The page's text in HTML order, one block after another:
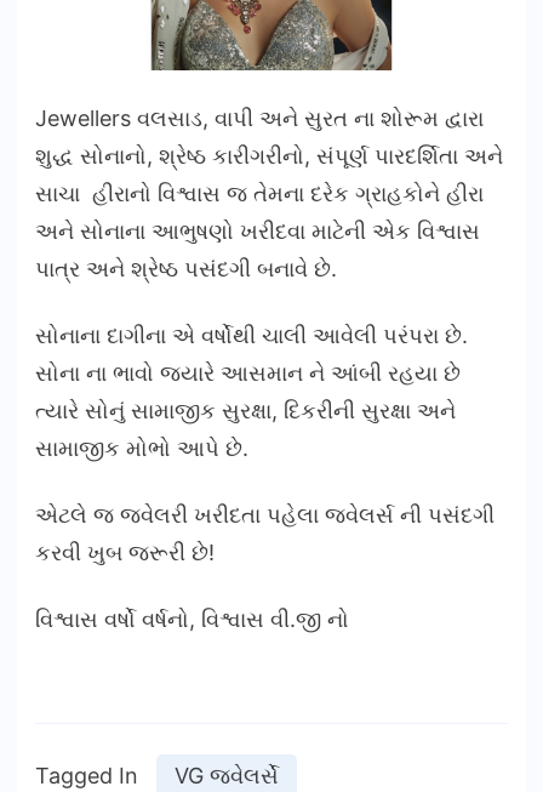
Jewellers વલસાડ, વાપી અને સુરત ના શોરૂમ દ્વારા
શુદ્ધ સોનાનો, શ્રેષ્ઠ કારીગરીનો, સંપૂર્ણ પારદર્શિતા અને
સાચા હીરાનો વિશ્વાસ જ તેમના દરેક ગ્રાહકોને હીરા
અને સોનાના આભુષણો ખરીદવા માટેની એક વિશ્વાસ
પાત્ર અને શ્રેષ્ઠ પસંદગી બનાવે છે.
સોનાના દાગીના એ વર્ષોથી ચાલી આવેલી પરંપરા છે.
સોના ના ભાવો જયારે આસમાન ને આંબી રહયા છે
ત્યારે સોનું સામાજીક સુરક્ષા, દિકરીની સુરક્ષા અને
સામાજીક મોભો આપે છે.
એટલે જ જવેલરી ખરીદતા પહેલા જવેલર્સ ની પસંદગી
કરવી ખુબ જરૂરી છે!
વિશ્વાસ વર્ષો વર્ષનો, વિશ્વાસ વી.જી નો
Tagged In VG જ્વેલર્સે